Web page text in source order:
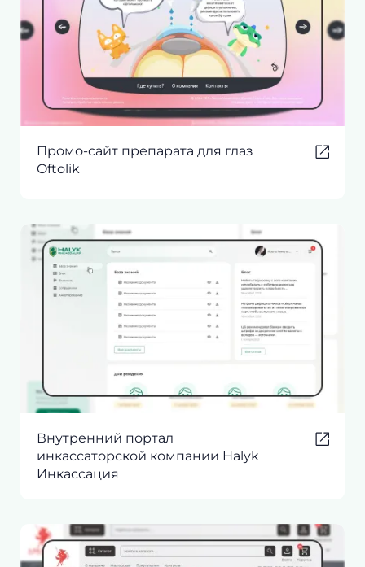
Промо-сайт препарата для глаз
Oftolik
Внутренний портал
инкассаторской компании Halyk
Инкассация